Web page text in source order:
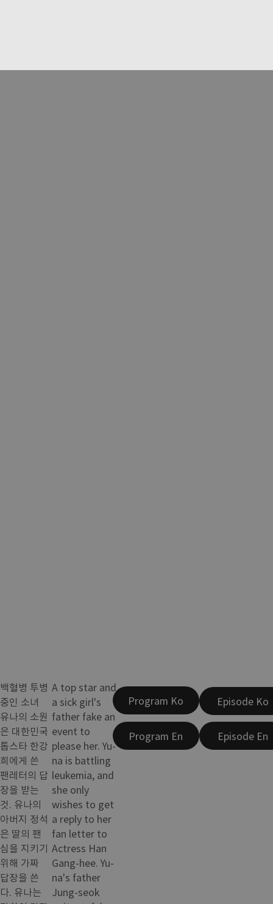
백혈병 투병
중인 소녀
유나의 소원
은 대한민국
톱스타 한강
희에게 쓴
팬레터의 답
장을 받는
것. 유나의
아버지 정석
은 딸의 팬
심을 지키기
위해 가짜
답장을 쓴
다. 유나는
A top star and
a sick girl's
father fake an
event to
please her. Yu-
na is battling
leukemia, and
she only
wishes to get
a reply to her
fan letter to
Actress Han
Gang-hee. Yu-
na's father
Jung-seok
Program Ko
Program En
Episode Ko
Episode En